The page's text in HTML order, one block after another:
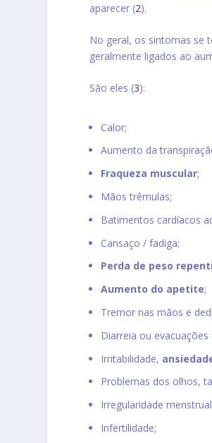
aparecer (2).
No geral, os sintomas se
geralmente ligados ao
São eles (3):
Calor;
Aumento da
Fraqueza muscular;
Mãos trêmulas;
Batimentos cardíacos
Cansaço / fadiga;
Perda de peso
Aumento do apetite;
Tremor nas mãos e
Diarreia ou evacuações
Irritabilidade,
Problemas dos olhos,
Irregularidade
Infertilidade;